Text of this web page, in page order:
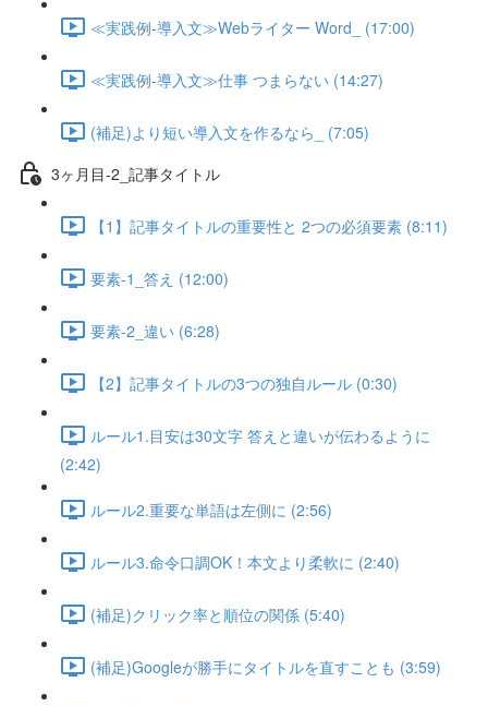
≪実践例-導入文≫Webライター Word_ (17:00)
≪実践例-導入文≫仕事 つまらない (14:27)
(補足)より短い導入文を作るなら_ (7:05)
3ヶ月目-2_記事タイトル
【1】記事タイトルの重要性と 2つの必須要素 (8:11)
要素-1_答え (12:00)
要素-2_違い (6:28)
【2】記事タイトルの3つの独自ルール (0:30)
ルール1.目安は30文字 答えと違いが伝わるように
(2:42)
ルール2.重要な単語は左側に (2:56)
ルール3.命令口調OK！本文より柔軟に (2:40)
(補足)クリック率と順位の関係 (5:40)
(補足)Googleが勝手にタイトルを直すことも (3:59)